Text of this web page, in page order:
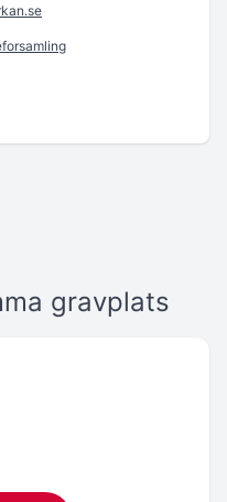
gravplats